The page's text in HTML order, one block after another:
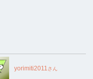
yorimiti2011さん